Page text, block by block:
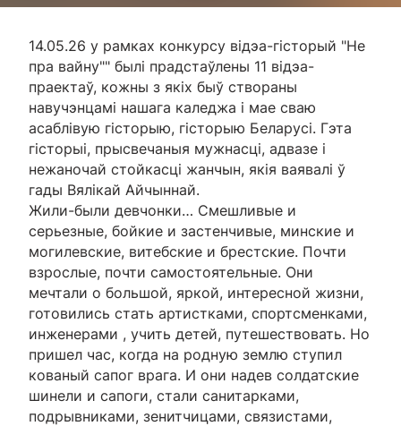
14.05.26 у рамках конкурсу відэа-гісторый "Не
пра вайну"" былі прадстаўлены 11 відэа-
праектаў, кожны з якіх быў створаны
навучэнцамі нашага каледжа і мае сваю
асаблівую гісторыю, гісторыю Беларусі. Гэта
гісторыі, прысвечаныя мужнасці, адвазе і
нежаночай стойкасці жанчын, якія ваявалі ў
гады Вялікай Айчыннай.
Жили-были девчонки… Смешливые и
серьезные, бойкие и застенчивые, минские и
могилевские, витебские и брестские. Почти
взрослые, почти самостоятельные. Они
мечтали о большой, яркой, интересной жизни,
готовились стать артистками, спортсменками,
инженерами , учить детей, путешествовать. Но
пришел час, когда на родную землю ступил
кованый сапог врага. И они надев солдатские
шинели и сапоги, стали санитарками,
подрывниками, зенитчицами, связистами,